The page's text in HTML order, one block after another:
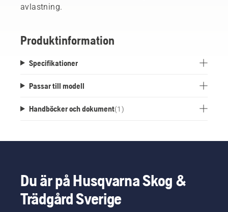
avlastning.
Produktinformation
Specifikationer
Passar till modell
Handböcker och dokument(1 )
Du är på Husqvarna Skog &
Trädgård Sverige